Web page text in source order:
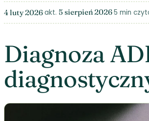
4 luty 2026·akt. 5 sierpień 2026·5 min
Diagnoza